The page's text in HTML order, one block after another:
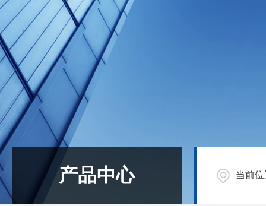
产品中心 当前